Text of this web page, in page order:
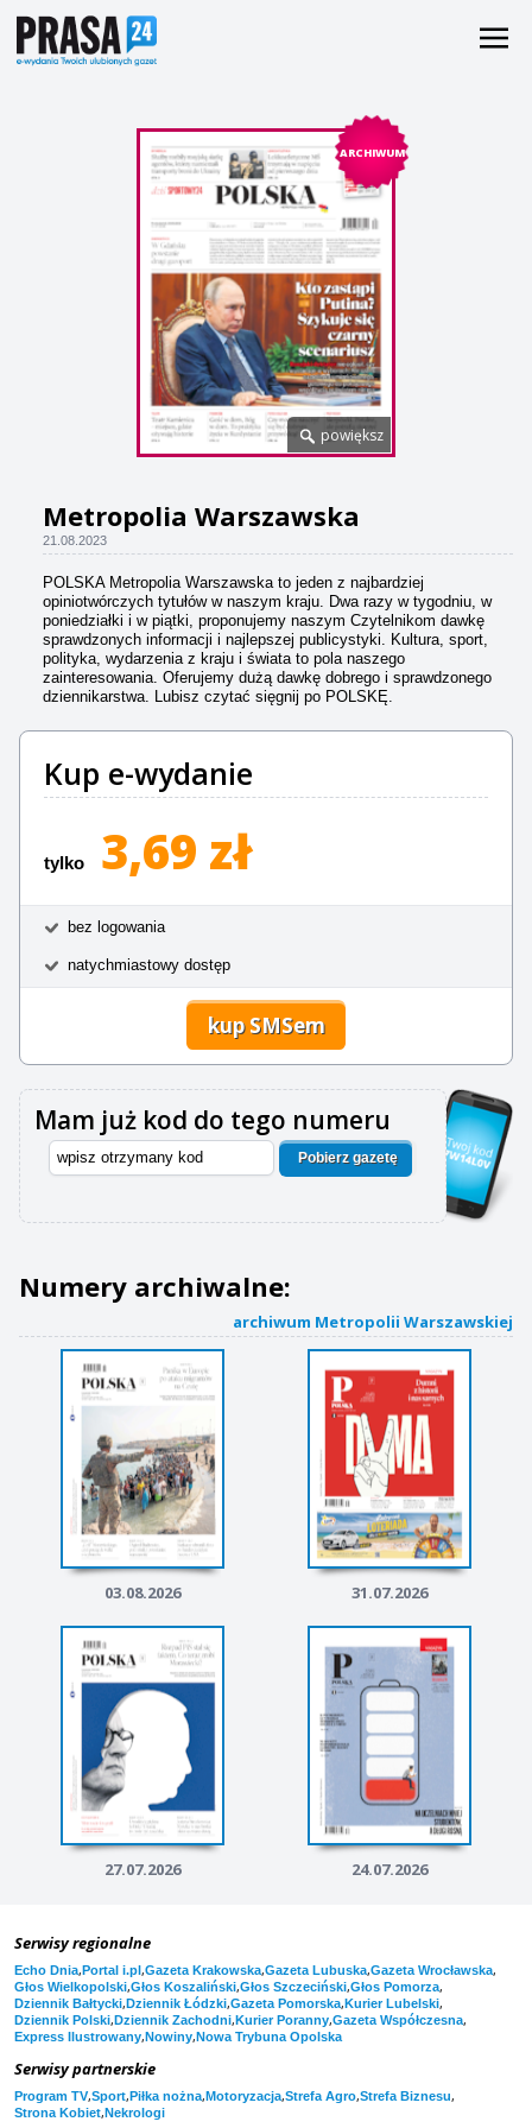
ARCHIWUM
powiększ
Metropolia Warszawska
21.08.2023
POLSKA Metropolia Warszawska to jeden z najbardziej
opiniotwórczych tytułów w naszym kraju. Dwa razy w tygodniu, w
poniedziałki i w piątki, proponujemy naszym Czytelnikom dawkę
sprawdzonych informacji i najlepszej publicystyki. Kultura, sport,
polityka, wydarzenia z kraju i świata to pola naszego
zainteresowania. Oferujemy dużą dawkę dobrego i sprawdzonego
dziennikarstwa. Lubisz czytać sięgnij po POLSKĘ.
Kup e-wydanie
tylko 3,69 zł
bez logowania
natychmiastowy dostęp
kup SMSem
Mam już kod do tego numeru
Pobierz gazetę
Numery archiwalne:
archiwum Metropolii Warszawskiej
03.08.2026 31.07.2026
27.07.2026 24.07.2026
Serwisy regionalne
Echo Dnia,Portal i.pl,Gazeta Krakowska,Gazeta Lubuska,Gazeta Wrocławska,
Głos Wielkopolski,Głos Koszaliński,Głos Szczeciński,Głos Pomorza,
Dziennik Bałtycki,Dziennik Łódzki,Gazeta Pomorska,Kurier Lubelski,
Dziennik Polski,Dziennik Zachodni,Kurier Poranny,Gazeta Współczesna,
Express Ilustrowany,Nowiny,Nowa Trybuna Opolska
Serwisy partnerskie
Program TV,Sport,Piłka nożna,Motoryzacja,Strefa Agro,Strefa Biznesu,
Strona Kobiet,Nekrologi